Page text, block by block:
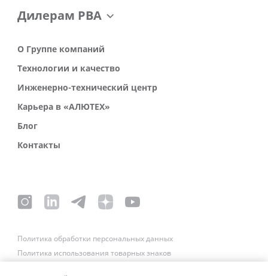
Дилерам РВА
О Группе компаний
Технологии и качество
Инженерно-технический центр
Карьера в «АЛЮТЕХ»
Блог
Контакты
Политика обработки персональных данных
Политика использования товарных знаков